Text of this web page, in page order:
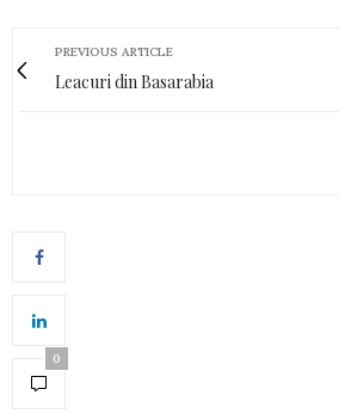
PREVIOUS ARTICLE
Leacuri din Basarabia
0